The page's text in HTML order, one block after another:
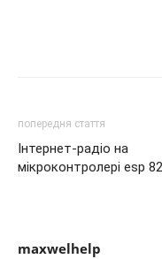
попередня стаття
Інтернет-радіо на
мікроконтролері esp
maxwelhelp